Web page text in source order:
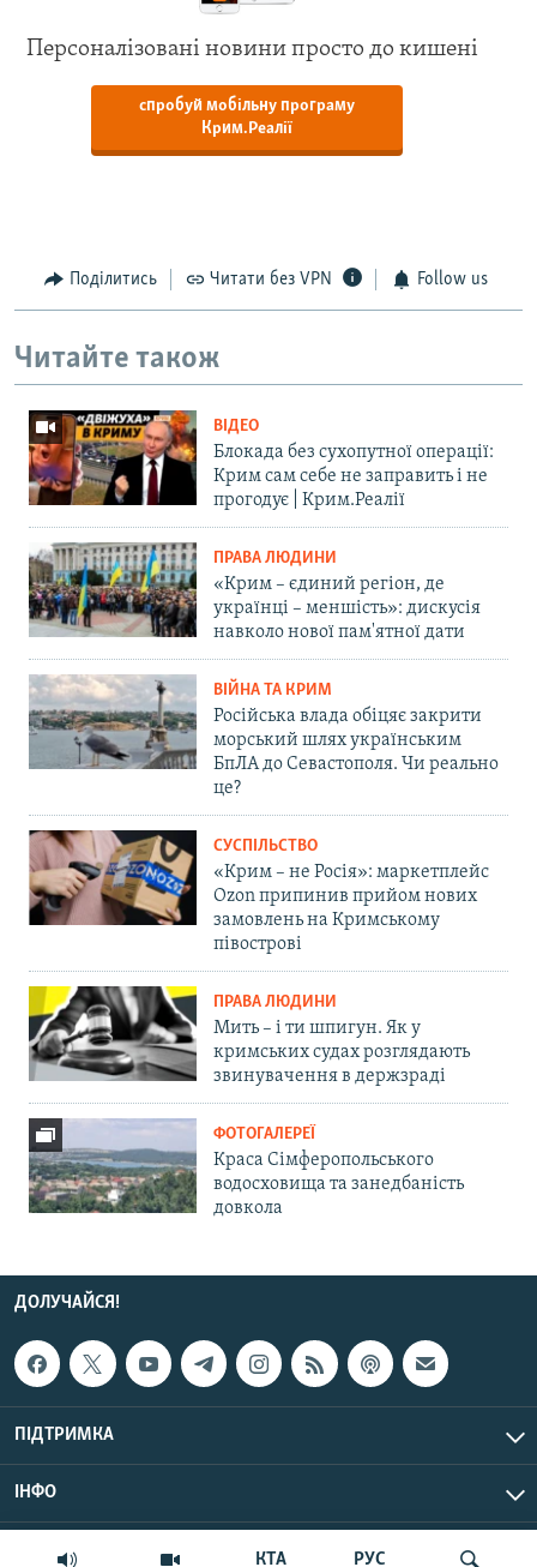
КТА РУС
Персоналізовані новини просто до кишені
спробуй мобільну програму
Крим.Реалії
Поділитись Читати без VPN Follow us
Читайте також
ВІДЕО
Блокада без сухопутної операції:
Крим сам себе не заправить і не
прогодує | Крим.Реалії
ПРАВА ЛЮДИНИ
«Крим – єдиний регіон, де
українці – меншість»: дискусія
навколо нової пам'ятної дати
ВІЙНА ТА КРИМ
Російська влада обіцяє закрити
морський шлях українським
БпЛА до Севастополя. Чи реально
це?
СУСПІЛЬСТВО
«Крим – не Росія»: маркетплейс
Ozon припинив прийом нових
замовлень на Кримському
півострові
ПРАВА ЛЮДИНИ
Мить – і ти шпигун. Як у
кримських судах розглядають
звинувачення в держзраді
ФОТОГАЛЕРЕЇ
Краса Сімферопольського
водосховища та занедбаність
довкола
ДОЛУЧАЙСЯ!
ПІДТРИМКА
ІНФО
© Крим.Реалії, 2026 | Усі права застережено.